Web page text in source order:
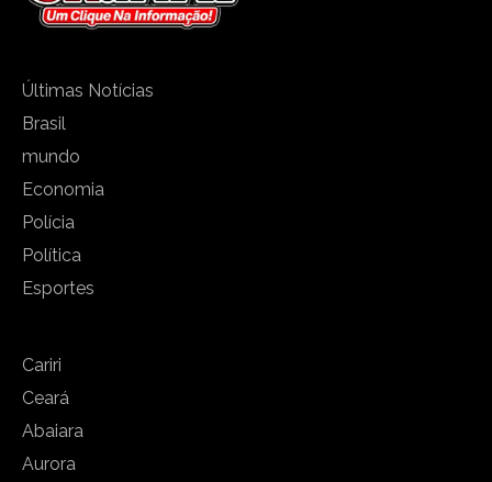
Últimas Notícias
Brasil
mundo
Economia
Polícia
Política
Esportes
Cariri
Ceará
Abaiara
Aurora